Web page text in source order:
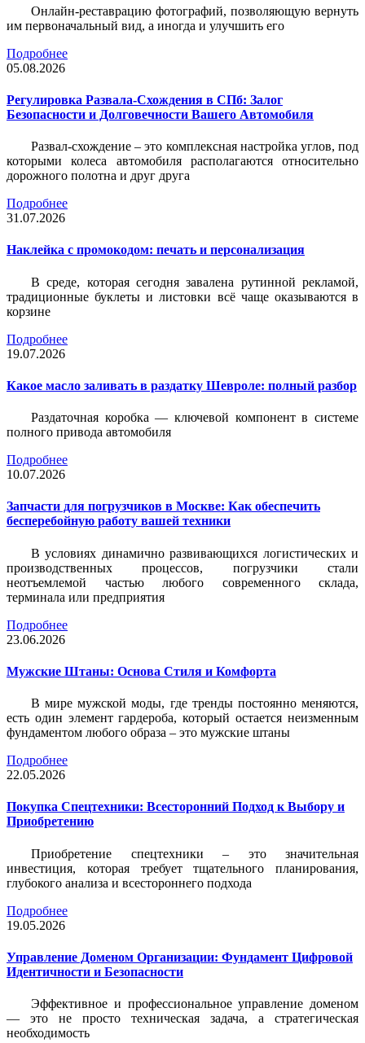
Онлайн-реставрацию фотографий, позволяющую вернуть
им первоначальный вид, а иногда и улучшить его
Подробнее
05.08.2026
Регулировка Развала-Схождения в СПб: Залог
Безопасности и Долговечности Вашего Автомобиля
Развал-схождение – это комплексная настройка углов, под
которыми колеса автомобиля располагаются относительно
дорожного полотна и друг друга
Подробнее
31.07.2026
Наклейка c промокодом: печать и персонализация
В среде, которая сегодня завалена рутинной рекламой,
традиционные буклеты и листовки всё чаще оказываются в
корзине
Подробнее
19.07.2026
Какое масло заливать в раздатку Шевроле: полный разбор
Раздаточная коробка — ключевой компонент в системе
полного привода автомобиля
Подробнее
10.07.2026
Запчасти для погрузчиков в Москве: Как обеспечить
бесперебойную работу вашей техники
В условиях динамично развивающихся логистических и
производственных процессов, погрузчики стали
неотъемлемой частью любого современного склада,
терминала или предприятия
Подробнее
23.06.2026
Мужские Штаны: Основа Стиля и Комфорта
В мире мужской моды, где тренды постоянно меняются,
есть один элемент гардероба, который остается неизменным
фундаментом любого образа – это мужские штаны
Подробнее
22.05.2026
Покупка Спецтехники: Всесторонний Подход к Выбору и
Приобретению
Приобретение спецтехники – это значительная
инвестиция, которая требует тщательного планирования,
глубокого анализа и всестороннего подхода
Подробнее
19.05.2026
Управление Доменом Организации: Фундамент Цифровой
Идентичности и Безопасности
Эффективное и профессиональное управление доменом
— это не просто техническая задача, а стратегическая
необходимость